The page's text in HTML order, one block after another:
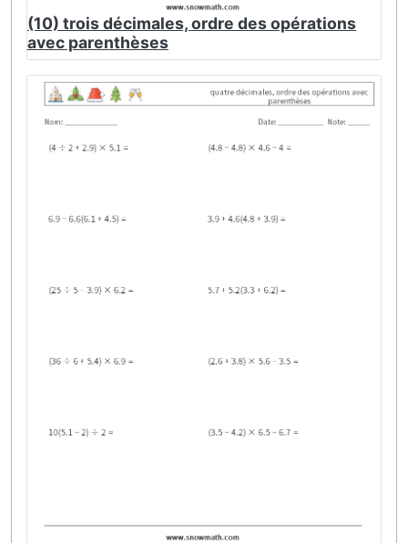
(10) trois décimales, ordre des opérations
avec parenthèses